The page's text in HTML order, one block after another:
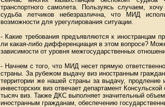
транспортного самолета. Пользуясь случаем,
судьба летчиков небезразлична, что МИД
возможности для урегулирования ситуации.
- Какие требования предъявляются к иностранцам
ли какая-либо дифференциация в этом вопросе?
зависимости от уровня межгосударственных
- Начнем с того, что МИД несет прямую
страны. За рубежом выдачу виз иностранным
территории же нашей страны за выдачу,
инвесторских виз отвечает департамент
тысяч виз. Также ДКС выполняет значительный
иностранным гражданам, обеспечению